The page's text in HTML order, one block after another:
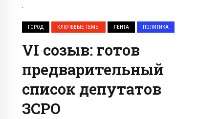
ГОРОД КЛЮЧЕВЫЕ ТЕМЫ ЛЕНТА ПОЛИТИКА
VI созыв: готов
предварительный
список депутатов
ЗСРО